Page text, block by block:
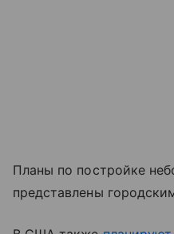
Планы по постройке
представлены